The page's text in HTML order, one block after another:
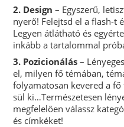
2. Design – Egyszerű,
nyerő! Felejtsd el a flash-t
Legyen átlátható és
inkább a tartalommal
3. Pozicionálás –
el, milyen fő témában,
folyamatosan kevered a
sül ki…Természetesen
megfelelően válassz
és címkéket!